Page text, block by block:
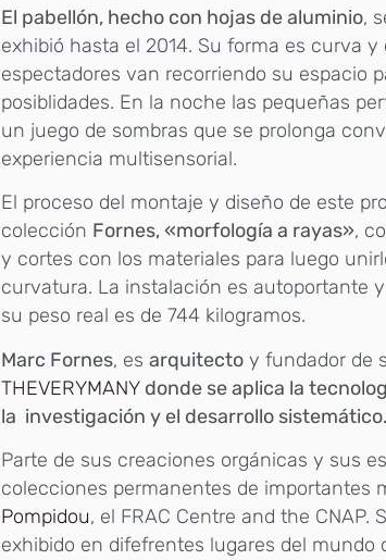
El pabellón, hecho con hojas de aluminio,
exhibió hasta el 2014. Su forma es curva
espectadores van recorriendo su espacio
posiblidades. En la noche las pequeñas
un juego de sombras que se prolonga
experiencia multisensorial.
El proceso del montaje y diseño de este
colección Fornes, «morfología a rayas»,
y cortes con los materiales para luego
curvatura. La instalación es autoportante
su peso real es de 744 kilogramos.
Marc Fornes, esarquitecto y fundador de
THEVERYMANY donde se aplica la
la investigación y el desarrollo sistemático.
Parte de sus creaciones orgánicas y sus
colecciones permanentes de importantes
Pompidou, el FRAC Centre and the CNAP.
exhibido en difefrentes lugares del mundo